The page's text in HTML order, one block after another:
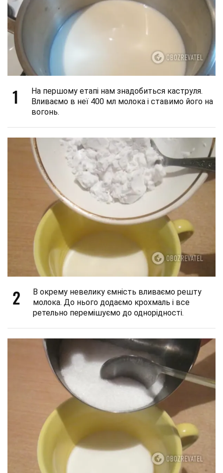
1
На першому етапі нам знадобиться каструля.
Вливаємо в неї 400 мл молока і ставимо його на
вогонь.
2
В окрему невелику ємність вливаємо решту
молока. До нього додаємо крохмаль і все
ретельно перемішуємо до однорідності.